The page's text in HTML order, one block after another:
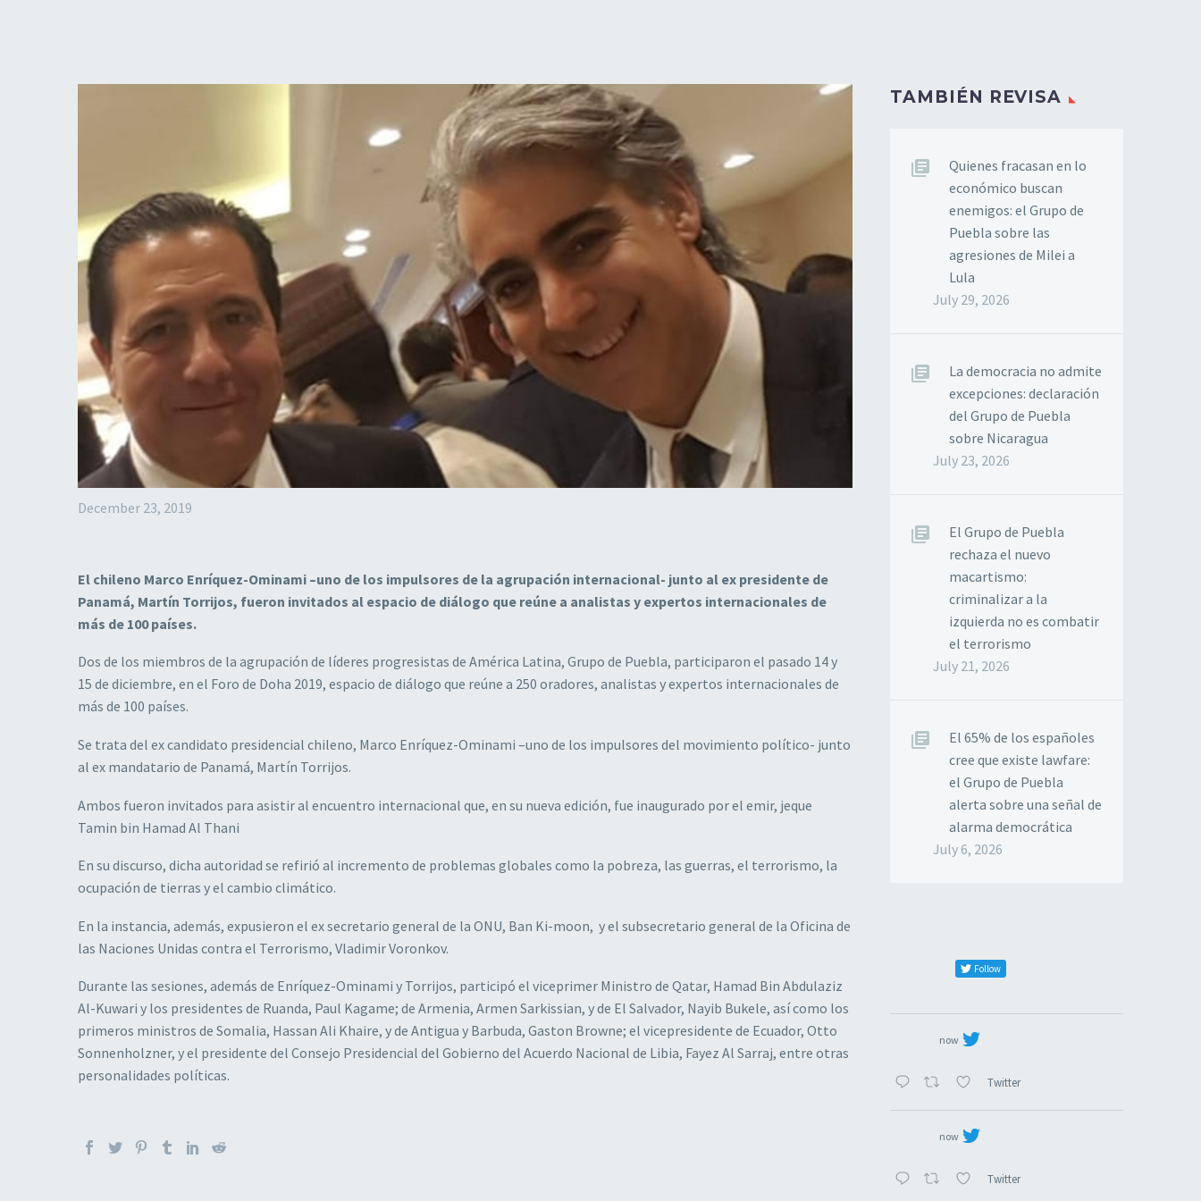
December 23, 2019
El chileno Marco Enríquez-Ominami –uno de los impulsores de la agrupación internacional- junto al ex presidente de
Panamá, Martín Torrijos, fueron invitados al espacio de diálogo que reúne a analistas y expertos internacionales de
más de 100 países.
Dos de los miembros de la agrupación de líderes progresistas de América Latina, Grupo de Puebla, participaron el pasado 14 y
15 de diciembre, en el Foro de Doha 2019, espacio de diálogo que reúne a 250 oradores, analistas y expertos internacionales de
más de 100 países.
Se trata del ex candidato presidencial chileno, Marco Enríquez-Ominami –uno de los impulsores del movimiento político- junto
al ex mandatario de Panamá, Martín Torrijos.
Ambos fueron invitados para asistir al encuentro internacional que, en su nueva edición, fue inaugurado por el emir, jeque
Tamin bin Hamad Al Thani
En su discurso, dicha autoridad se refirió al incremento de problemas globales como la pobreza, las guerras, el terrorismo, la
ocupación de tierras y el cambio climático.
En la instancia, además, expusieron el ex secretario general de la ONU, Ban Ki-moon, y el subsecretario general de la Oficina de
las Naciones Unidas contra el Terrorismo, Vladimir Voronkov.
Durante las sesiones, además de Enríquez-Ominami y Torrijos, participó el viceprimer Ministro de Qatar, Hamad Bin Abdulaziz
Al-Kuwari y los presidentes de Ruanda, Paul Kagame; de Armenia, Armen Sarkissian, y de El Salvador, Nayib Bukele, así como los
primeros ministros de Somalia, Hassan Ali Khaire, y de Antigua y Barbuda, Gaston Browne; el vicepresidente de Ecuador, Otto
Sonnenholzner, y el presidente del Consejo Presidencial del Gobierno del Acuerdo Nacional de Libia, Fayez Al Sarraj, entre otras
personalidades políticas.
TAMBIÉN REVISA
Quienes fracasan en lo
económico buscan
enemigos: el Grupo de
Puebla sobre las
agresiones de Milei a
Lula
July 29, 2026
La democracia no admite
excepciones: declaración
del Grupo de Puebla
sobre Nicaragua
July 23, 2026
El Grupo de Puebla
rechaza el nuevo
macartismo:
criminalizar a la
izquierda no es combatir
el terrorismo
July 21, 2026
El 65% de los españoles
cree que existe lawfare:
el Grupo de Puebla
alerta sobre una señal de
alarma democrática
July 6, 2026
Follow
now
Twitter
now
Twitter